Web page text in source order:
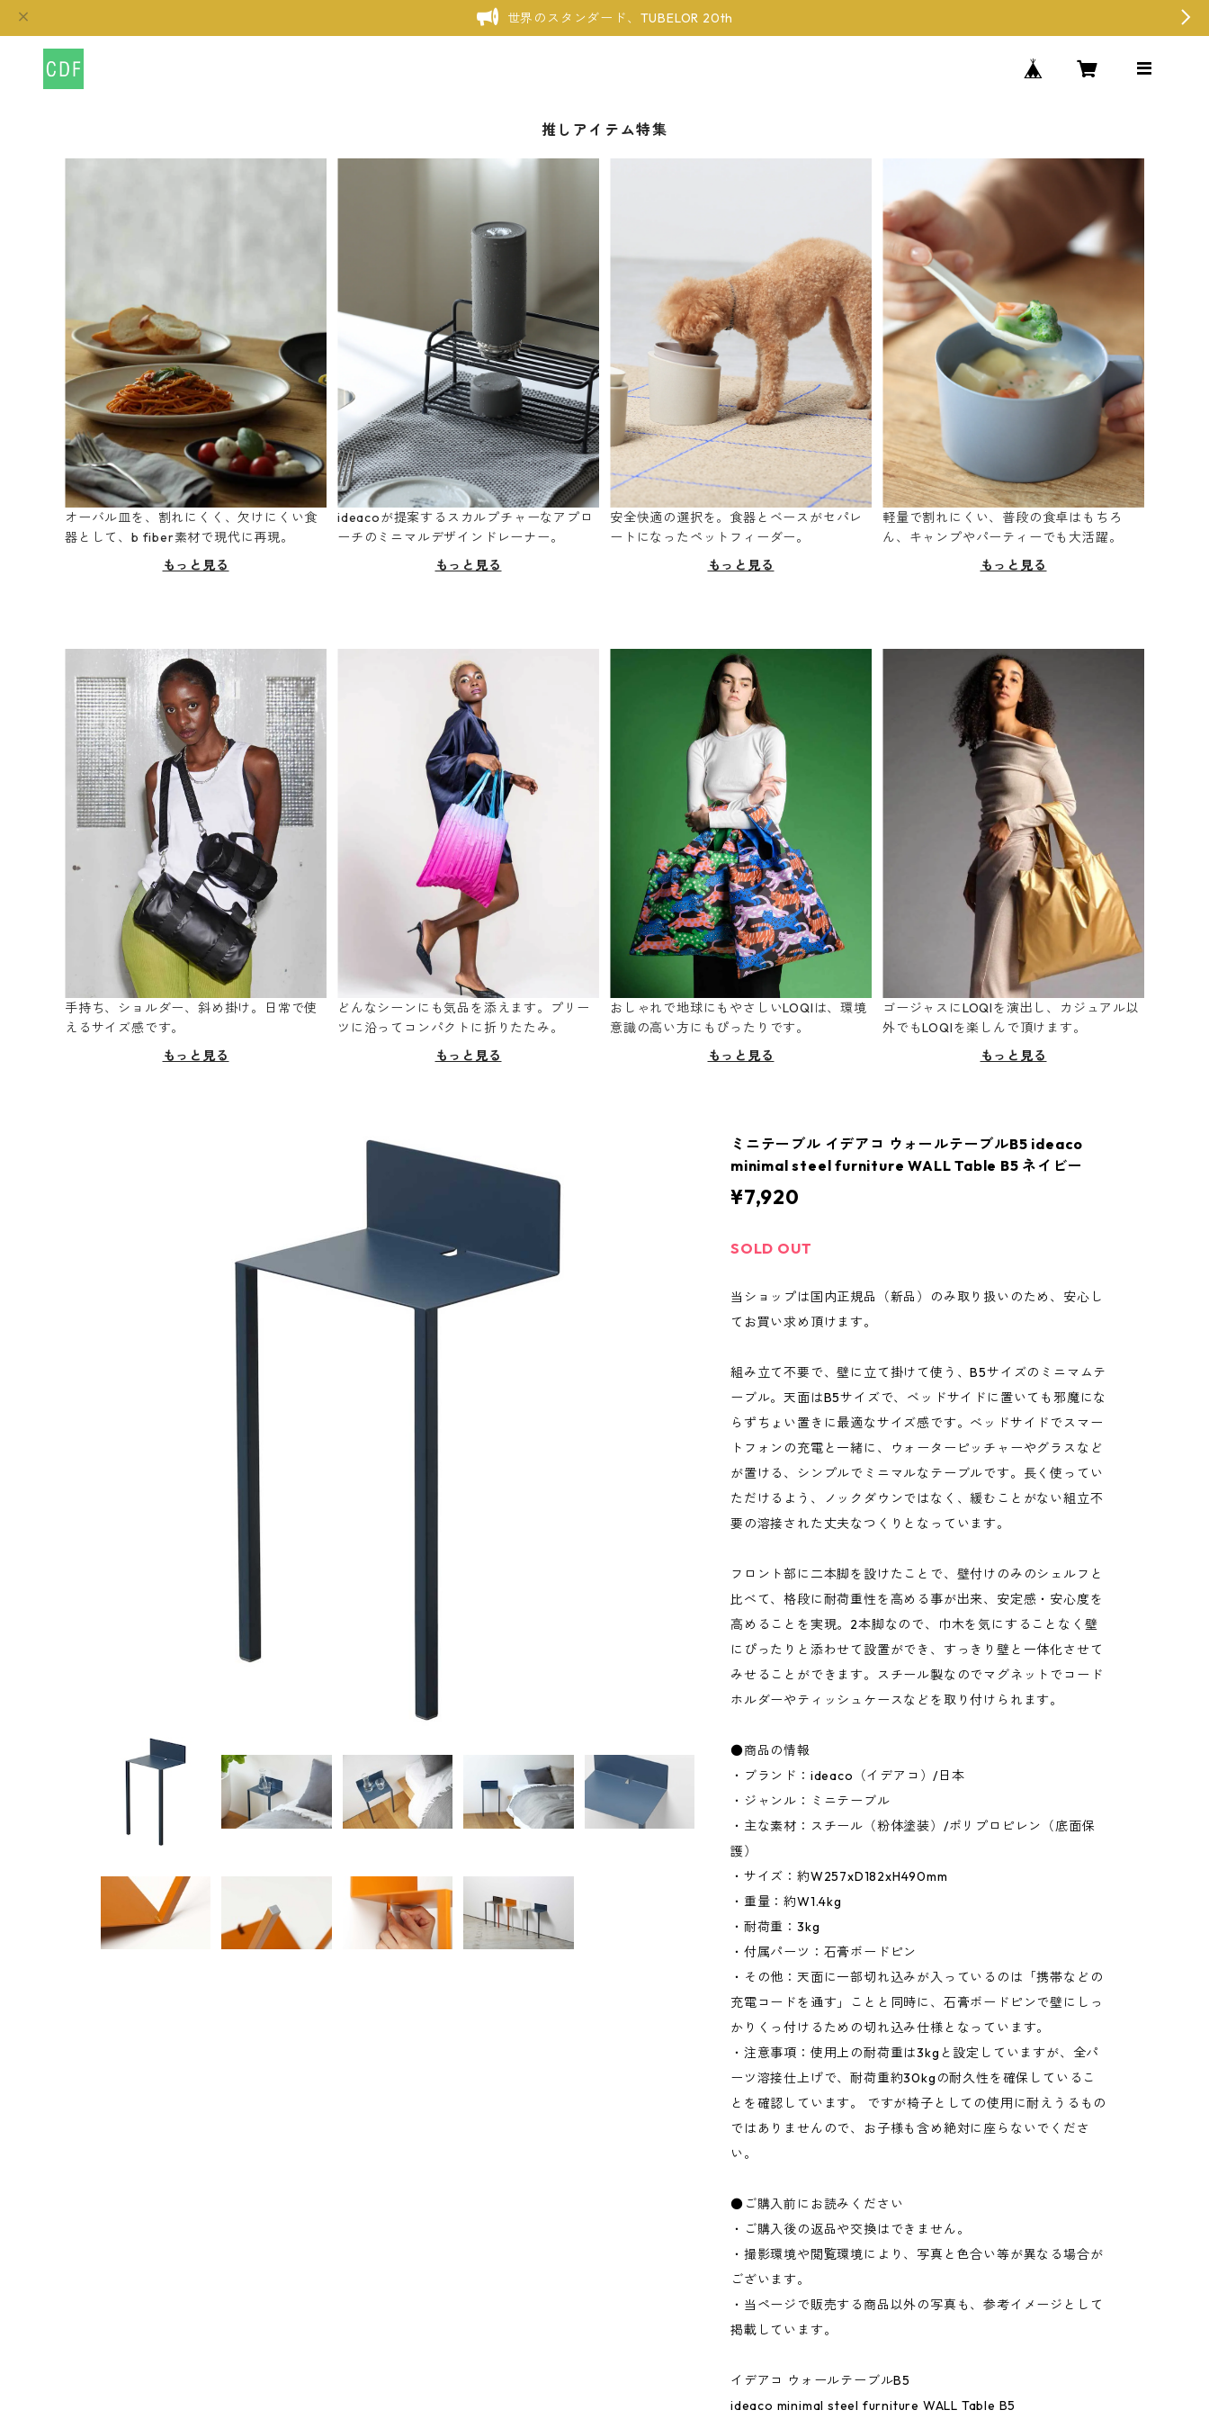
世界のスタンダード、TUBELOR 20th
推しアイテム特集
オーバル皿を、割れにくく、欠けにくい食
器として、b fiber素材で現代に再現。
もっと見る
ideacoが提案するスカルプチャーなアプロ
ーチのミニマルデザインドレーナー。
もっと見る
安全快適の選択を。食器とベースがセパレ
ートになったペットフィーダー。
もっと見る
軽量で割れにくい、普段の食卓はもちろ
ん、キャンプやパーティーでも大活躍。
もっと見る
手持ち、ショルダー、斜め掛け。日常で使
えるサイズ感です。
もっと見る
どんなシーンにも気品を添えます。プリー
ツに沿ってコンパクトに折りたたみ。
もっと見る
おしゃれで地球にもやさしいLOQIは、環境
意識の高い方にもぴったりです。
もっと見る
ゴージャスにLOQIを演出し、カジュアル以
外でもLOQIを楽しんで頂けます。
もっと見る
ミニテーブル イデアコ ウォールテーブルB5 ideaco
minimal steel furniture WALL Table B5 ネイビー
¥7,920
SOLD OUT
当ショップは国内正規品（新品）のみ取り扱いのため、安心し
てお買い求め頂けます。
組み立て不要で、壁に立て掛けて使う、B5サイズのミニマムテ
ーブル。天面はB5サイズで、ベッドサイドに置いても邪魔にな
らずちょい置きに最適なサイズ感です。べッドサイドでスマー
トフォンの充電と一緒に、ウォーターピッチャーやグラスなど
が置ける、シンプルでミニマルなテーブルです。長く使ってい
ただけるよう、ノックダウンではなく、緩むことがない組立不
要の溶接された丈夫なつくりとなっています。
フロント部に二本脚を設けたことで、壁付けのみのシェルフと
比べて、格段に耐荷重性を高める事が出来、安定感・安心度を
高めることを実現。2本脚なので、巾木を気にすることなく壁
にぴったりと添わせて設置ができ、すっきり壁と一体化させて
みせることができます。スチール製なのでマグネットでコード
ホルダーやティッシュケースなどを取り付けられます。
●商品の情報
・ブランド：ideaco（イデアコ）/日本
・ジャンル：ミニテーブル
・主な素材：スチール（粉体塗装）/ポリプロピレン（底面保
護）
・サイズ：約W257xD182xH490mm
・重量：約W1.4kg
・耐荷重：3kg
・付属パーツ：石膏ボードピン
・その他：天面に一部切れ込みが入っているのは「携帯などの
充電コードを通す」ことと同時に、石膏ボードピンで壁にしっ
かりくっ付けるための切れ込み仕様となっています。
・注意事項：使用上の耐荷重は3kgと設定していますが、全パ
ーツ溶接仕上げで、耐荷重約30kgの耐久性を確保しているこ
とを確認しています。 ですが椅子としての使用に耐えうるもの
ではありませんので、お子様も含め絶対に座らないでくださ
い。
●ご購入前にお読みください
・ご購入後の返品や交換はできません。
・撮影環境や閲覧環境により、写真と色合い等が異なる場合が
ございます。
・当ページで販売する商品以外の写真も、参考イメージとして
掲載しています。
イデアコ ウォールテーブルB5
ideaco minimal steel furniture WALL Table B5